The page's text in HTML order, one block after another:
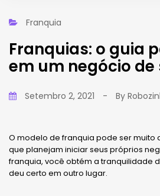
Franquia
Franquias: o guia
em um negócio de
Setembro 2, 2021 - By
O modelo de franquia pode ser muito
que planejam iniciar seus próprios
franquia, você obtém a tranquilidade
deu certo em outro lugar.